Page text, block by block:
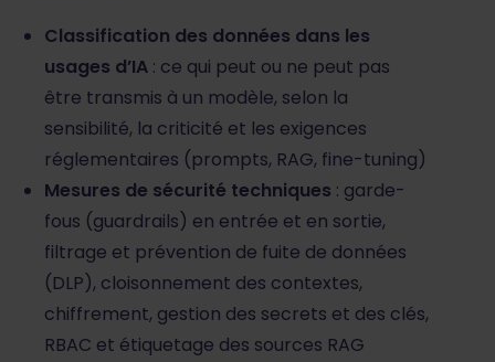
Classification des données dans les
usages d’IA : ce qui peut ou ne peut pas
être transmis à un modèle, selon la
sensibilité, la criticité et les exigences
réglementaires (prompts, RAG, fine-tuning)
Mesures de sécurité techniques : garde-
fous (guardrails) en entrée et en sortie,
filtrage et prévention de fuite de données
(DLP), cloisonnement des contextes,
chiffrement, gestion des secrets et des clés,
RBAC et étiquetage des sources RAG